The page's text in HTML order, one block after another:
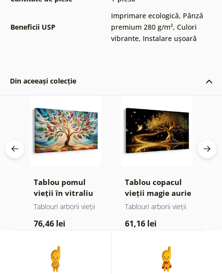
Beneficii USP
Imprimare ecologică, Pânză
premium 280 g/m², Culori
vibrante, Instalare ușoară
Din aceeași colecție
Tablou pomul
vieții în vitraliu
colorat
Tablouri arborii vieții
76,46 lei
Tablou copacul
vieții magie aurie
Tablouri arborii vieții
61,16 lei